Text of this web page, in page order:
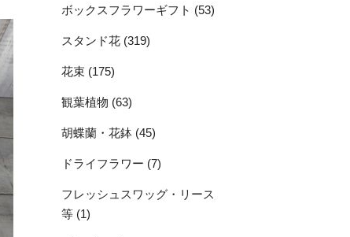
ボックスフラワーギフト (53)
スタンド花 (319)
花束 (175)
観葉植物 (63)
胡蝶蘭・花鉢 (45)
ドライフラワー (7)
フレッシュスワッグ・リース
等 (1)